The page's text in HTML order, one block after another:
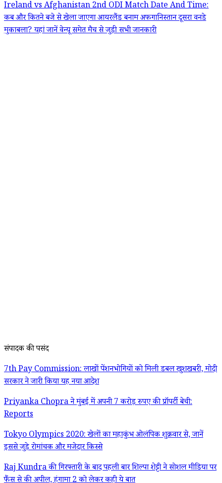
Ireland vs Afghanistan 2nd ODI Match Date And Time:
कब और कितने बजे से खेला जाएगा आयरलैंड बनाम अफगानिस्तान दूसरा वनडे
मुकाबला? यहां जानें वेन्यू समेत मैच से जुड़ी सभी जानकारी
संपादक की पसंद
7th Pay Commission: लाखों पेंशनभोगियों को मिली डबल खुशखबरी, मोदी
सरकार ने जारी किया यह नया आदेश
Priyanka Chopra ने मुंबई में अपनी 7 करोड़ रुपए की प्रॉपर्टी बेची:
Reports
Tokyo Olympics 2020: खेलों का महाकुंभ ओलंपिक शुक्रवार से, जानें
इससे जुड़े रोमांचक और मजेदार किस्से
Raj Kundra की गिरफ्तारी के बाद पहली बार शिल्पा शेट्टी ने सोशल मीडिया पर